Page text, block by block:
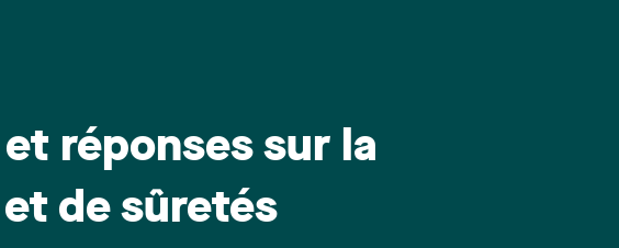
réponses sur la
de sûretés